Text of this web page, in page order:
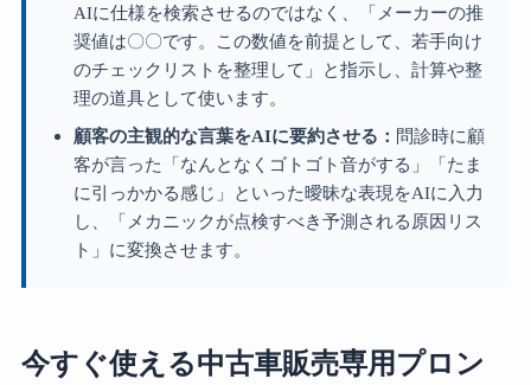
AIに仕様を検索させるのではなく、「メーカーの推
奨値は〇〇です。この数値を前提として、若手向け
のチェックリストを整理して」と指示し、計算や整
理の道具として使います。
顧客の主観的な言葉をAIに要約させる： 問診時に顧
客が言った「なんとなくゴトゴト音がする」「たま
に引っかかる感じ」といった曖昧な表現をAIに入力
し、「メカニックが点検すべき予測される原因リス
ト」に変換させます。
今すぐ使える中古車販売専用プロン